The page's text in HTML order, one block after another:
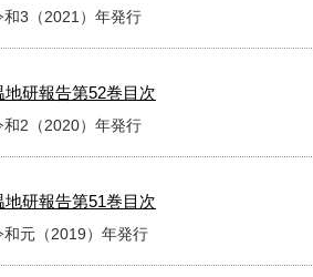
和3（2021）年発行
地研報告第52巻目次
和2（2020）年発行
地研報告第51巻目次
和元（2019）年発行